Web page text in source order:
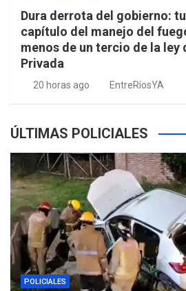
Dura derrota del gobierno:
capítulo del manejo del
menos de un tercio de la ley
Privada
20 horas ago EntreRíosYA
ÚLTIMAS POLICIALES
POLICIALES